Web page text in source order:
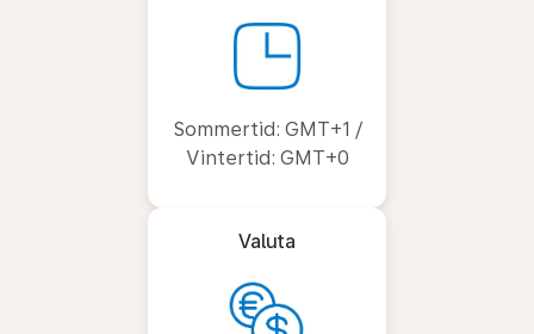
Sommertid: GMT+1 /
Vintertid: GMT+0
Valuta